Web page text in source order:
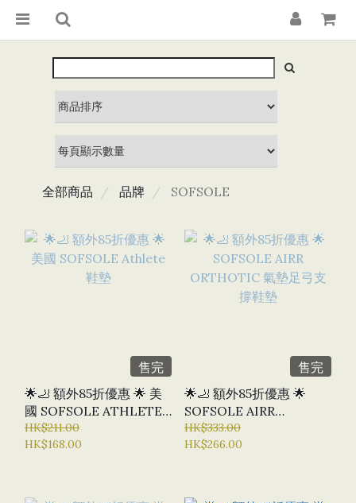
全部商品 品牌 SOFSOLE
售完
🌟🦶 額外85折優惠 🌟 美
國 SOFSOLE ATHLETE
鞋墊
HK$211.00
HK$168.00
售完
🌟🦶 額外85折優惠 🌟
SOFSOLE AIRR
ORTHOTIC 氣墊足弓支
撐鞋墊
HK$333.00
HK$266.00